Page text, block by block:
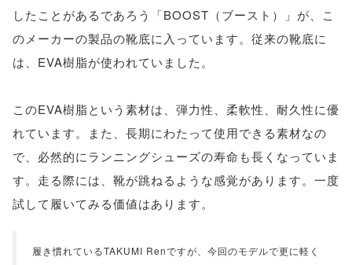
したことがあるであろう「BOOST（ブースト）」が、こ
のメーカーの製品の靴底に入っています。従来の靴底に
は、EVA樹脂が使われていました。
このEVA樹脂という素材は、弾力性、柔軟性、耐久性に優
れています。また、長期にわたって使用できる素材なの
で、必然的にランニングシューズの寿命も長くなっていま
す。走る際には、靴が跳ねるような感覚があります。一度
試して履いてみる価値はあります。
履き慣れているTAKUMI Renですが、今回のモデルで更に軽く